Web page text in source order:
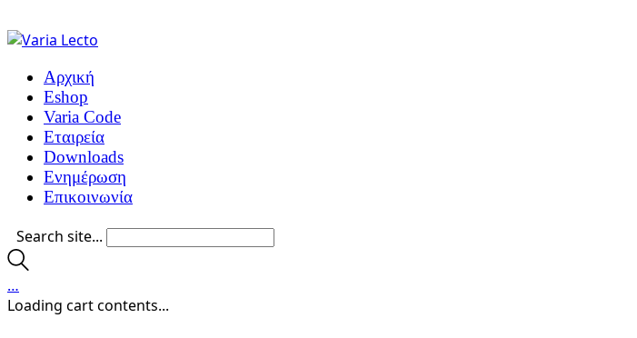
Αρχική
Eshop
Varia Code
Εταιρεία
Downloads
Ενημέρωση
Επικοινωνία
Search site...
…
Loading cart contents...